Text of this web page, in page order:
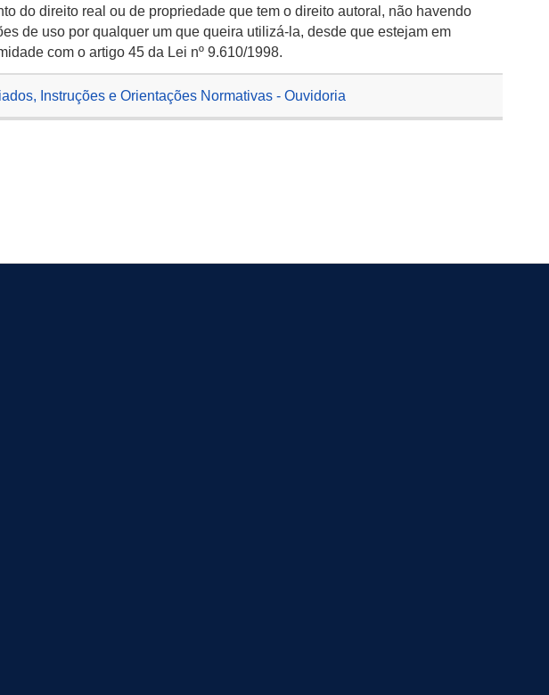
do direito real ou de propriedade que tem o direito autoral, não havendo
de uso por qualquer um que queira utilizá-la, desde que estejam em
com o artigo 45 da Lei nº 9.610/1998.
Instruções e Orientações Normativas - Ouvidoria